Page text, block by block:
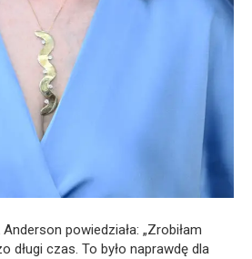
powiedziała: „Zrobiłam
długi czas. To było naprawdę dla